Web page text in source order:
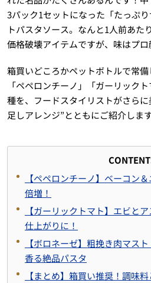
3パック1セットになった「たっぷ
トパスタソース。なんと1人前あた
価格破壊アイテムですが、味はプ
箱買いどころかペットボトルで常
「ペペロンチーノ」「ガーリック
種を、フードスタイリストがさら
足しアレンジ”とともにご紹介しま
【ペペロンチーノ】ベーコン
倍増！
【ガーリックトマト】エビと
仕上がりに！
【ボロネーゼ】粗挽き肉マス
香る絶品パスタ
【まとめ】箱買い推奨！調味